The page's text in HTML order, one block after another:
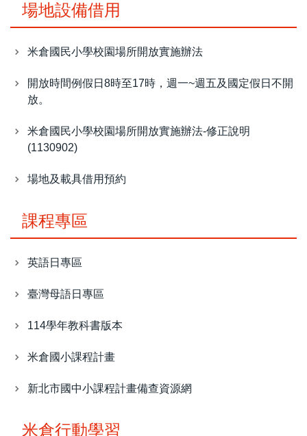
場地設備借用
米倉國民小學校園場所開放實施辦法
開放時間例假日8時至17時，週一~週五及國定假日不開
放。
米倉國民小學校園場所開放實施辦法-修正說明
(1130902)
場地及載具借用預約
課程專區
英語日專區
臺灣母語日專區
114學年教科書版本
米倉國小課程計畫
新北市國中小課程計畫備查資源網
米倉行動學習